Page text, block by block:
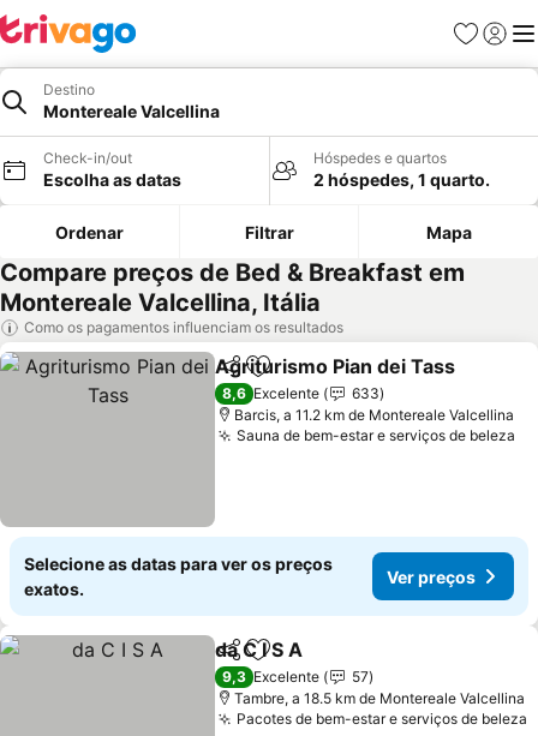
Favoritos
Iniciar
Destino
Montereale Valcellina
Check-in/out
Escolha as datas
Hóspedes e quartos
2 hóspedes, 1 quarto.
Ordenar Filtrar Mapa
Compare preços de Bed & Breakfast em
Montereale Valcellina, Itália
Como os pagamentos influenciam os resultados
PartilharAdicionar aos favoritos
Agriturismo Pian dei Tass
8,6 Excelente
633
Barcis, a 11.2 km de Montereale Valcellina
Sauna de bem-estar e serviços de beleza
Selecione as datas para ver os preços
exatos.
Ver preços
PartilharAdicionar aos favoritos
da C I S A
9,3 Excelente
57
Tambre, a 18.5 km de Montereale Valcellina
Pacotes de bem-estar e serviços de beleza